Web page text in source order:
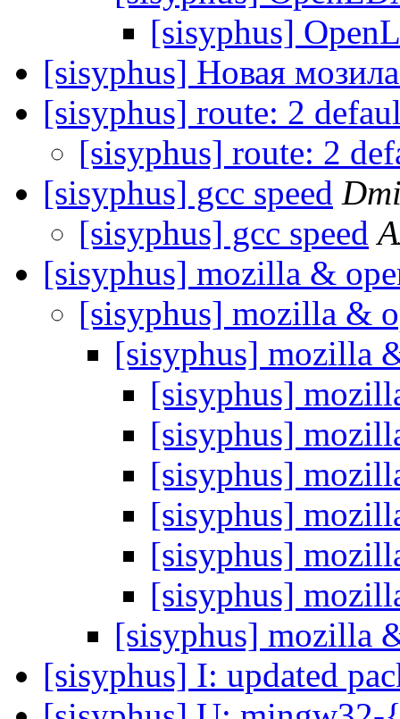
[sisyphus]
[sisyphus] Новая
[sisyphus] route: 2
[sisyphus] route: 2
[sisyphus] gcc speed
[sisyphus] gcc speed
[sisyphus] mozilla &
[sisyphus] mozilla &
[sisyphus] mozilla
[sisyphus]
[sisyphus]
[sisyphus]
[sisyphus]
[sisyphus]
[sisyphus]
[sisyphus] mozilla
[sisyphus] I: updated